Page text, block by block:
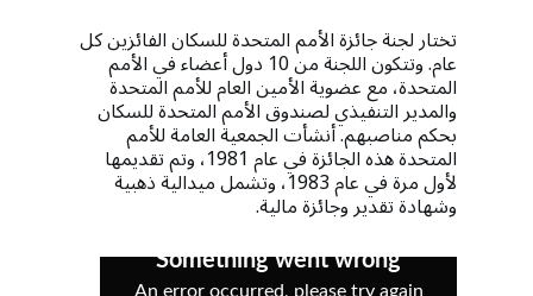
تختار لجنة جائزة الأمم المتحدة للسكان الفائزين كل
عام. وتتكون اللجنة من 10 دول أعضاء في الأمم
المتحدة، مع عضوية الأمين العام للأمم المتحدة
والمدير التنفيذي لصندوق الأمم المتحدة للسكان
بحكم مناصبهم. أنشأت الجمعية العامة للأمم
المتحدة هذه الجائزة في عام 1981، وتم تقديمها
لأول مرة في عام 1983، وتشمل ميدالية ذهبية
وشهادة تقدير وجائزة مالية.